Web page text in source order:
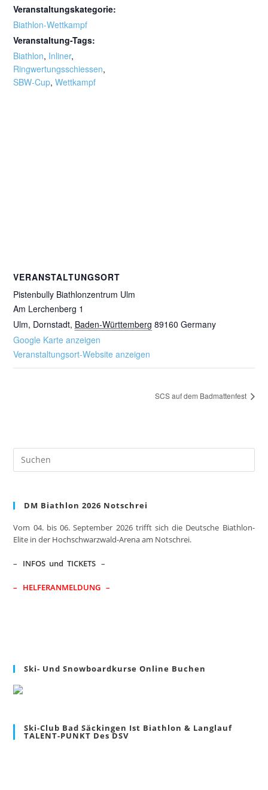
Veranstaltungskategorie:
Biathlon-Wettkampf
Veranstaltung-Tags:
Biathlon, Inliner,
Ringwertungsschiessen,
SBW-Cup,Wettkampf
VERANSTALTUNGSORT
Pistenbully Biathlonzentrum Ulm
Am Lerchenberg 1
Ulm, Dornstadt, Baden-Württemberg 89160 Germany
Google Karte anzeigen
Veranstaltungsort-Website anzeigen
SCS auf dem Badmattenfest
DM Biathlon 2026 Notschrei
Vom 04. bis 06. September 2026 trifft sich die Deutsche Biathlon-
Elite in der Hochschwarzwald-Arena am Notschrei.
– INFOS und TICKETS –
– HELFERANMELDUNG –
Ski- Und Snowboardkurse Online Buchen
Ski-Club Bad Säckingen Ist Biathlon & Langlauf
TALENT-PUNKT Des DSV